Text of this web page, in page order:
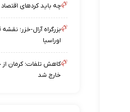
چه باید کردهای اقتصاد
بزرگراه آرال-خزر؛
اوراسیا
کاهش تلفات؛ کرمان از
خارج شد